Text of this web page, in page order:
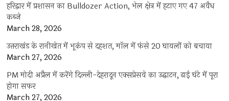
हरिद्वार में प्रशासन का Bulldozer Action, भेल क्षेत्र में हटाए गए 47 अवैध
कब्जे
March 28, 2026
उत्तराखंड के रानीखेत में भूकंप से दहशत, मॉल में फंसे 20 घायलों को बचाया
March 27, 2026
PM मोदी अप्रैल में करेंगे दिल्ली-देहरादून एक्सप्रेसवे का उद्घाटन, ढाई घंटे में पूरा
होगा सफर
March 27, 2026